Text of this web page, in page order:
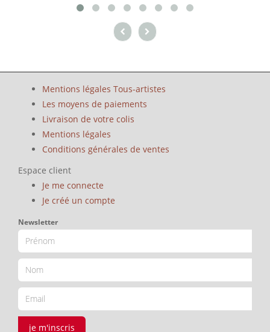
Mentions légales Tous-artistes
Les moyens de paiements
Livraison de votre colis
Mentions légales
Conditions générales de ventes
Espace client
Je me connecte
Je créé un compte
Newsletter
je m'inscris